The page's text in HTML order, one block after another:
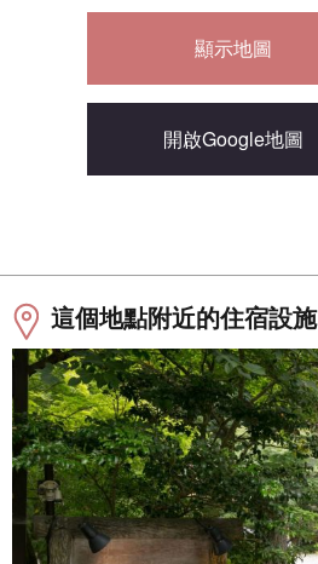
顯示地圖
開啟Google地圖
這個地點附近的住宿設施